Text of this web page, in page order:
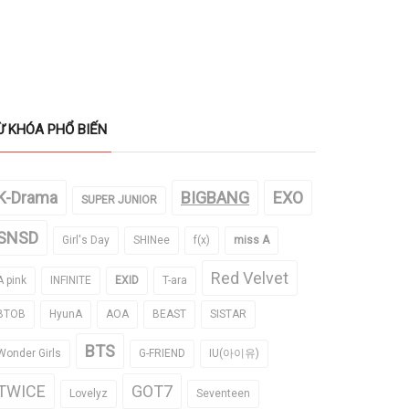
KHÓA PHỔ BIẾN
Drama SUPER JUNIOR BIGBANG EXO
Girl's Day SHINee f(x) miss A
pink INFINITE EXID T-ara Red Velvet
HyunA AOA BEAST SISTAR
Girls BTS G-FRIEND IU(아이유)
Lovelyz GOT7 Seventeen